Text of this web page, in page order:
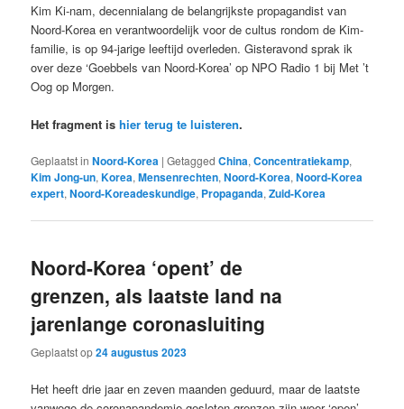
Kim Ki-nam, decennialang de belangrijkste propagandist van
Noord-Korea en verantwoordelijk voor de cultus rondom de Kim-
familie, is op 94-jarige leeftijd overleden. Gisteravond sprak ik
over deze ‘Goebbels van Noord-Korea’ op NPO Radio 1 bij Met ’t
Oog op Morgen.
Het fragment ishier terug te luisteren.
Geplaatst in Noord-Korea |Getagged China,Concentratiekamp,
Kim Jong-un,Korea,Mensenrechten,Noord-Korea,Noord-Korea
expert,Noord-Koreadeskundige, Propaganda,Zuid-Korea
Noord-Korea ‘opent’ de
grenzen, als laatste land na
jarenlange coronasluiting
Geplaatst op24 augustus 2023
Het heeft drie jaar en zeven maanden geduurd, maar de laatste